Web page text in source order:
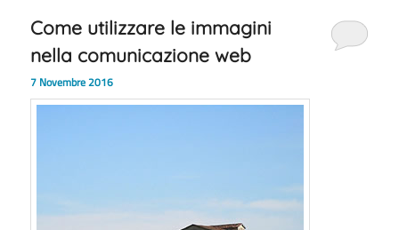
Come utilizzare le immagini
nella comunicazione web
7 Novembre 2016